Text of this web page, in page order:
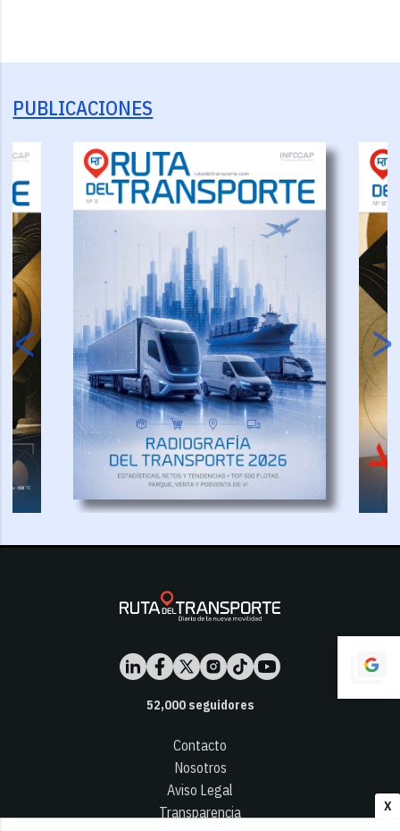
X
PUBLICACIONES
52,000seguidores
Contacto
Nosotros
Aviso Legal
Transparencia